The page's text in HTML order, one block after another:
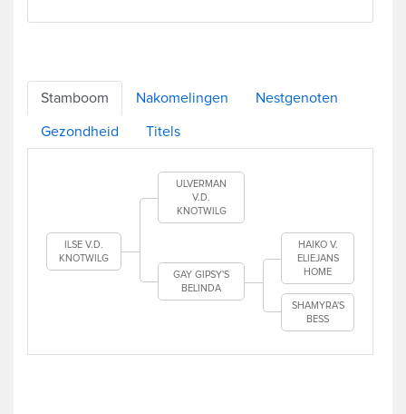
Stamboom Nakomelingen Nestgenoten
Gezondheid Titels
ILSE V.D.
KNOTWILG
ULVERMAN
V.D.
KNOTWILG
GAY GIPSY'S
BELINDA
HAIKO V.
ELIEJANS
HOME
SHAMYRA'S
BESS